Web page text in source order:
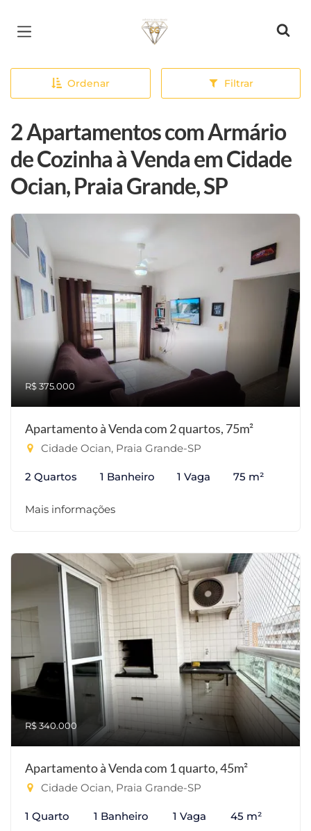
Página inicial
Ordenar Filtrar
2 Apartamentos com Armário
de Cozinha à Venda em Cidade
Ocian, Praia Grande, SP
R$ 375.000
Apartamento à Venda com 2 quartos, 75m²
Cidade Ocian, Praia Grande-SP
2 Quartos 1 Banheiro 1 Vaga 75 m²
Mais informações
R$ 340.000
Apartamento à Venda com 1 quarto, 45m²
Cidade Ocian, Praia Grande-SP
1 Quarto 1 Banheiro 1 Vaga 45 m²